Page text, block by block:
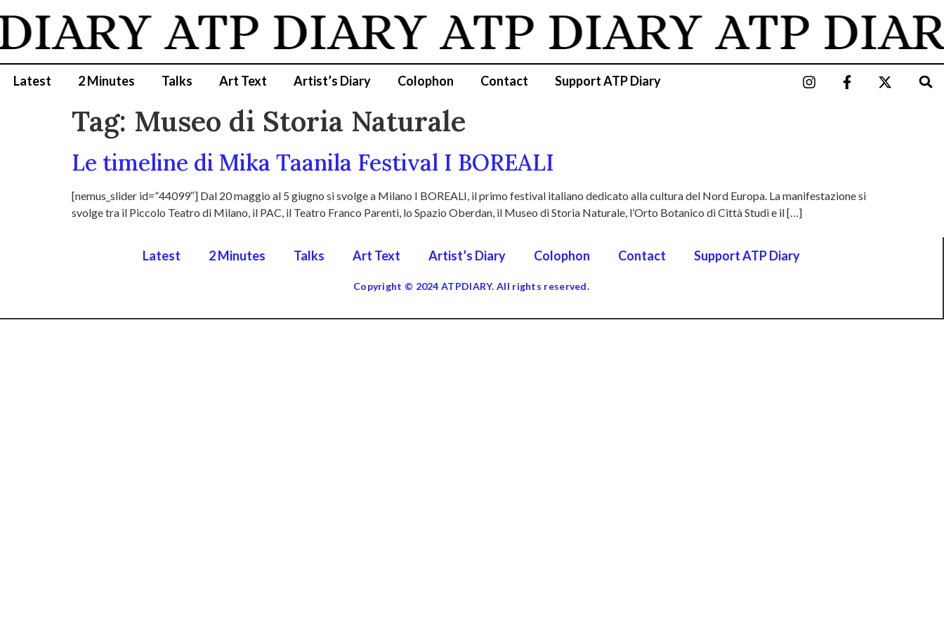
ATP DIARY ATP DIARY ATP
Latest 2 Minutes Talks Art Text Artist’s Diary Colophon Contact Support ATP Diary
Tag: Museo di Storia Naturale
Le timeline di Mika Taanila Festival I BOREALI
[nemus_slider id=”44099″] Dal 20 maggio al 5 giugno si svolge a Milano I BOREALI, il primo festival italiano dedicato alla cultura del Nord Europa. La manifestazione si
svolge tra il Piccolo Teatro di Milano, il PAC, il Teatro Franco Parenti, lo Spazio Oberdan, il Museo di Storia Naturale, l’Orto Botanico di Città Studi e il […]
Latest 2 Minutes Talks Art Text Artist’s Diary Colophon Contact Support ATP Diary
Copyright © 2024 ATPDIARY. All rights reserved.